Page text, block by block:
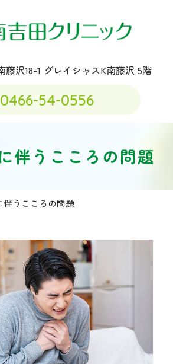
藤沢18-1 グレイシャスK南藤沢 5階
0466-54-0556
伴うこころの問題
伴うこころの問題